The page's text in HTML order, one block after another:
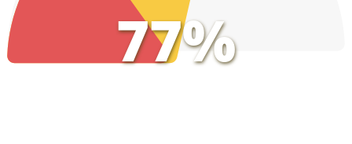
77%